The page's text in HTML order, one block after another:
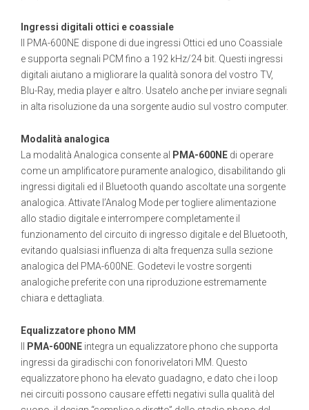
Ingressi digitali ottici e coassiale
Il PMA-600NE dispone di due ingressi Ottici ed uno Coassiale
e supporta segnali PCM fino a 192 kHz/24 bit. Questi ingressi
digitali aiutano a migliorare la qualità sonora del vostro TV,
Blu-Ray, media player e altro. Usatelo anche per inviare segnali
in alta risoluzione da una sorgente audio sul vostro computer.
Modalità analogica
La modalità Analogica consente al
PMA-600NE di operare
come un amplificatore puramente analogico, disabilitando gli
ingressi digitali ed il Bluetooth quando ascoltate una sorgente
analogica. Attivate l’Analog Mode per togliere alimentazione
allo stadio digitale e interrompere completamente il
funzionamento del circuito di ingresso digitale e del Bluetooth,
evitando qualsiasi influenza di alta frequenza sulla sezione
analogica del PMA-600NE. Godetevi le vostre sorgenti
analogiche preferite con una riproduzione estremamente
chiara e dettagliata.
Equalizzatore phono MM
PMA-600NE integra un equalizzatore phono che supporta
ingressi da giradischi con fonorivelatori MM. Questo
equalizzatore phono ha elevato guadagno, e dato che i loop
nei circuiti possono causare effetti negativi sulla qualità del